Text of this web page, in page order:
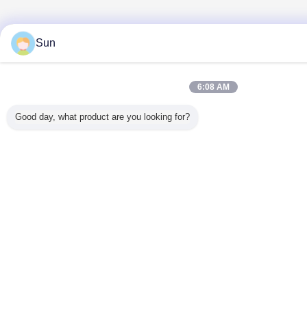
Sun
6:08 AM
Good day, what product are you looking for?